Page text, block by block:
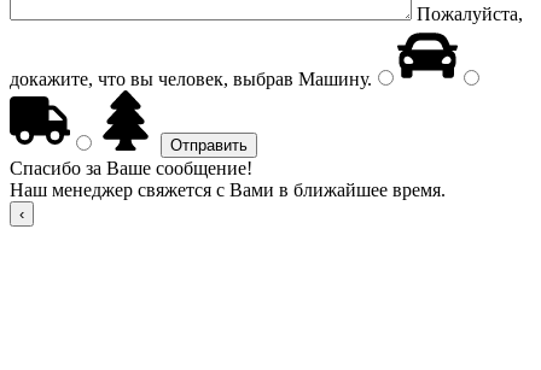
Пожалуйста,
докажите, что вы человек, выбрав Машину.
Спасибо за Ваше сообщение!
Наш менеджер свяжется с Вами в ближайшее время.